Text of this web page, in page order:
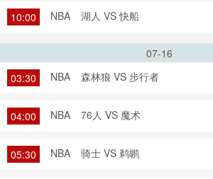
10:00 NBA 湖人 VS 快船
07-16
03:30
NBA 森林狼 VS 步行者
04:00 NBA 76人 VS 魔术
05:30 NBA 骑士 VS 鹈鹕